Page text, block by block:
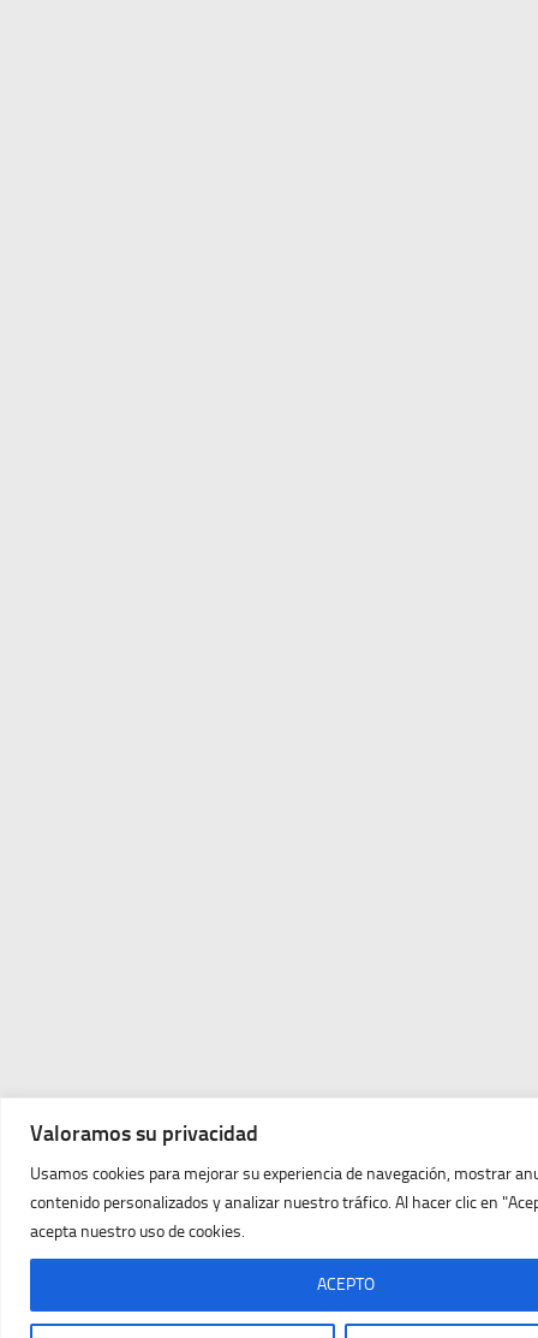
Valoramos su privacidad
Usamos cookies para mejorar su experiencia de navegación, mostrar
contenido personalizados y analizar nuestro tráfico. Al hacer clic en
acepta nuestro uso de cookies.
ACEPTO